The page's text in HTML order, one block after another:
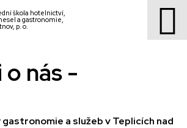
škola hotelnictví,
a gastronomie,
p. o.
o nás -
a služeb v Teplicích nad